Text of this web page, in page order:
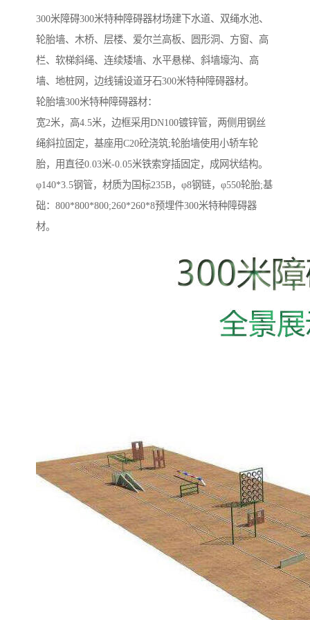
300米障碍300米特种障碍器材场建下水道、双绳水池、
轮胎墙、木桥、层楼、爱尔兰高板、圆形洞、方窗、高
栏、软梯斜绳、连续矮墙、水平悬梯、斜墙壕沟、高
墙、地桩网，边线铺设道牙石300米特种障碍器材。
轮胎墙300米特种障碍器材：
宽2米，高4.5米，边框采用DN100镀锌管，两侧用钢丝
绳斜拉固定，基座用C20砼浇筑;轮胎墙使用小轿车轮
胎，用直径0.03米-0.05米铁索穿插固定，成网状结构。
φ140*3.5钢管，材质为国标235B，φ8钢链，φ550轮胎;基
础：800*800*800;260*260*8预埋件300米特种障碍器
材。